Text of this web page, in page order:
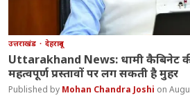
उत्तराखंड देहरादून
Uttarakhand News: धामी कैबिनेट
महत्वपूर्ण प्रस्तावों पर लग सकती है मुहर
Mohan Chandra Joshi